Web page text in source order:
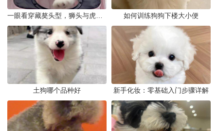
如何训练狗狗下楼大小便
土狗哪个品种好 新手化妆：零基础入门步骤详解